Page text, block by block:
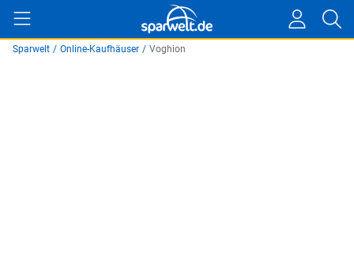
Sparwelt / Online-Kaufhäuser / Voghion